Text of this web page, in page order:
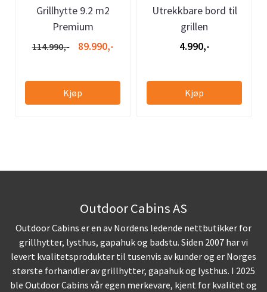
Grillhytte 9.2 m2
Premium
114.990,- 89.990,-
Kjøp
Utrekkbare bord til
grillen
4.990,-
Kjøp
Outdoor Cabins AS
Outdoor Cabins er en av Nordens ledende nettbutikker for
grillhytter, lysthus, gapahuk og badstu. Siden 2007 har vi
levert kvalitetsprodukter til tusenvis av kunder og er Norges
største forhandler av grillhytter, gapahuk og lysthus. I 2025
ble Outdoor Cabins vår egen merkevare, kjent for kvalitet og